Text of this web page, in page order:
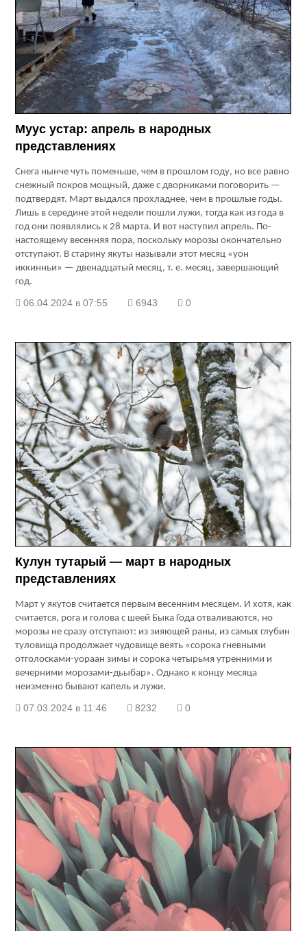
Муус устар: апрель в народных
представлениях
Снега нынче чуть поменьше, чем в прошлом году, но все равно
снежный покров мощный, даже с дворниками поговорить —
подтвердят. Март выдался прохладнее, чем в прошлые годы.
Лишь в середине этой недели пошли лужи, тогда как из года в
год они появлялись к 28 марта. И вот наступил апрель. По-
настоящему весенняя пора, поскольку морозы окончательно
отступают. В старину якуты называли этот месяц «уон
иккинньи» — двенадцатый месяц, т. е. месяц, завершающий
год.
06.04.2024 в 07:55 6943 0
Кулун тутарый — март в народных
представлениях
Март у якутов считается первым весенним месяцем. И хотя, как
считается, рога и голова с шеей Быка Года отваливаются, но
морозы не сразу отступают: из зияющей раны, из самых глубин
туловища продолжает чудовище веять «сорока гневными
отголосками-уораан зимы и сорока четырьмя утренними и
вечерними морозами-дьыбар». Однако к концу месяца
неизменно бывают капель и лужи.
07.03.2024 в 11:46 8232 0